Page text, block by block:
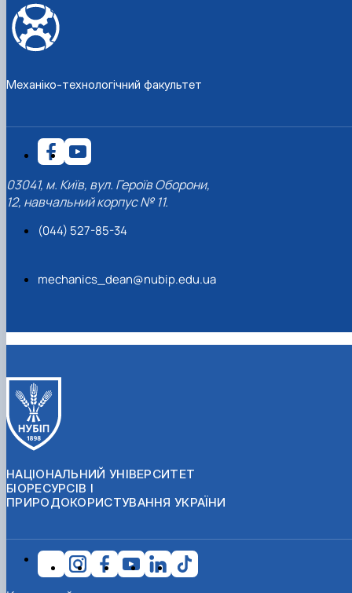
Механіко-технологічний факультет
03041, м. Київ, вул. Героїв Оборони,
12, навчальний корпус № 11.
(044) 527-85-34
mechanics_dean@nubip.edu.ua
НАЦІОНАЛЬНИЙ УНІВЕРСИТЕТ
БІОРЕСУРСІВ І
ПРИРОДОКОРИСТУВАННЯ УКРАЇНИ